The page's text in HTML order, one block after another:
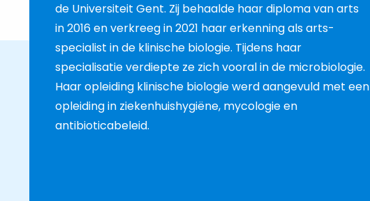
de Universiteit Gent. Zij behaalde haar diploma van arts
in 2016 en verkreeg in 2021 haar erkenning als arts-
specialist in de klinische biologie. Tijdens haar
specialisatie verdiepte ze zich vooral in de microbiologie.
Haar opleiding klinische biologie werd aangevuld met een
opleiding in ziekenhuishygiëne, mycologie en
antibioticabeleid.